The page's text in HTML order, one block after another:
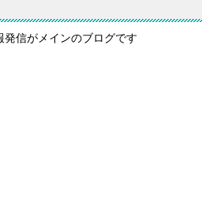
信がメインのブログです